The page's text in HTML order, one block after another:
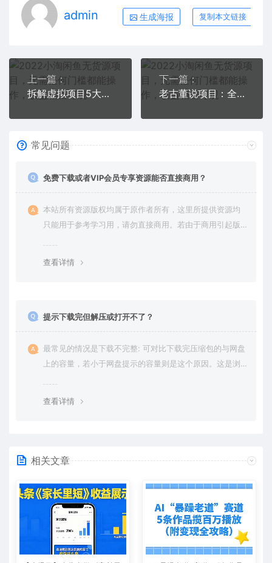
admin 生成海报 复制本文链接
上一篇：
拆解虚拟项目5大优势，0基础教你打造月入上万虚拟店铺（无水印）
下一篇：
老古董说项目：全网首发！我挖掘出了一个月入20万的抖音冷门项目（付费文章）
常见问题
免费下载或者VIP会员专享资源能否直接商用？
本站所有资源版权均属于原作者所有，这里所提供资源均
只能用于参考学习用，请勿直接商用。若由于商用引起版
查看详情
提示下载完但解压或打开不了？
最常见的情况是下载不完整: 可对比下载完压缩包的与网盘
上的容量，若小于网盘提示的容量则是这个原因。这是浏
查看详情
相关文章